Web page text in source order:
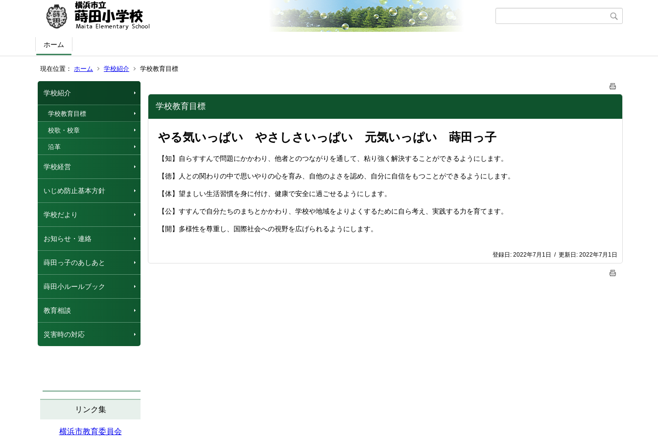
ホーム
現在位置： ホーム 学校紹介 学校教育目標
学校紹介
学校教育目標
校歌・校章
沿革
学校経営
いじめ防止基本方針
学校だより
お知らせ・連絡
蒔田っ子のあしあと
蒔田小ルールブック
教育相談
災害時の対応
リンク集
横浜市教育委員会
学校教育目標
やる気いっぱい やさしさいっぱい 元気いっぱい 蒔田っ子
【知】自らすすんで問題にかかわり、他者とのつながりを通して、粘り強く解決することができるようにします。
【徳】人との関わりの中で思いやりの心を育み、自他のよさを認め、自分に自信をもつことができるようにします。
【体】望ましい生活習慣を身に付け、健康で安全に過ごせるようにします。
【公】すすんで自分たちのまちとかかわり、学校や地域をよりよくするために自ら考え、実践する力を育てます。
【開】多様性を尊重し、国際社会への視野を広げられるようにします。
登録日: 2022年7月1日 / 更新日: 2022年7月1日